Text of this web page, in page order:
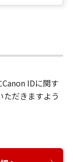
IDに関す
ただきますよう